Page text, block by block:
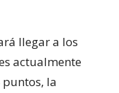
llegar a los
actualmente
puntos, la